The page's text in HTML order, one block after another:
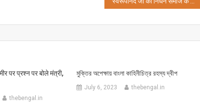
पर प्रश्न पर बोले मंत्री,
thebengal.in
মুক্তির অপেক্ষায় বাংলা কাহিনীচিত্র রহস্য দ্বীপ
July 6, 2023 thebengal.in